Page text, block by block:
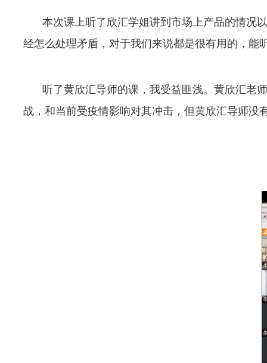
本次课上听了欣汇学姐讲到市场上产品的情况
经怎么处理矛盾，对于我们来说都是很有用的，能
听了黄欣汇导师的课，我受益匪浅。黄欣汇老
战，和当前受疫情影响对其冲击，但黄欣汇导师没